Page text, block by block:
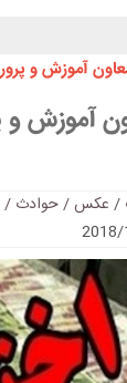
آموزش و
آموزش
/ عکس / حوادث /